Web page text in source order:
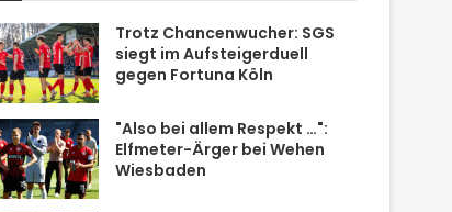
Trotz Chancenwucher: SGS
siegt im Aufsteigerduell
gegen Fortuna Köln
"Also bei allem Respekt …":
Elfmeter-Ärger bei Wehen
Wiesbaden